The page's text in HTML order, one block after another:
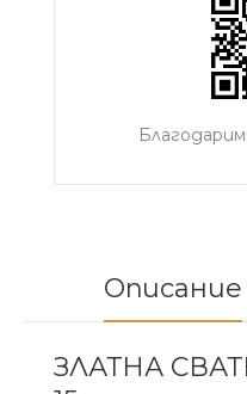
Описание
ЗЛАТНА